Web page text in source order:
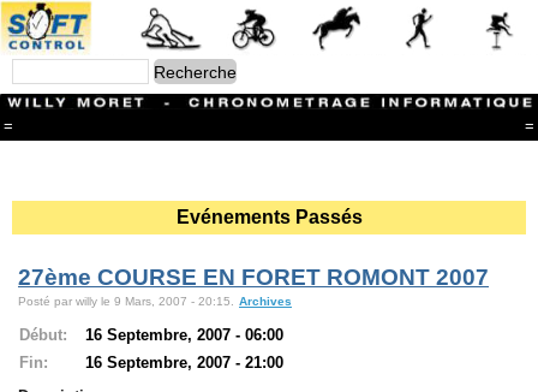
= =
Branches
Ski ALPIN
Triathlon
Ski Nordique
Courses à pieds
VTT
Evénements Passés
27ème COURSE EN FORET ROMONT 2007
Posté par willy le 9 Mars, 2007 - 20:15. Archives
Début:
16 Septembre, 2007 - 06:00
Fin:
16 Septembre, 2007 - 21:00